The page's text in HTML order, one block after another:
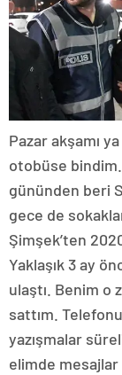
Pazar akşamı
otobüse
gününden beri
gece de
Şimşek’ten
Yaklaşık 3 ay
ulaştı. Benim o
sattım.
yazışmalar
elimde